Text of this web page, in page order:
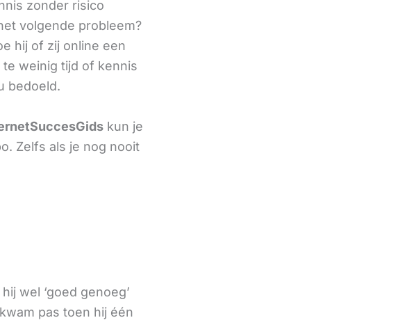
zonder risico
volgende probleem?
hij of zij online een
weinig tijd of kennis
bedoeld.
kun je
Zelfs als je nog nooit
wel ‘goed genoeg’
pas toen hij één